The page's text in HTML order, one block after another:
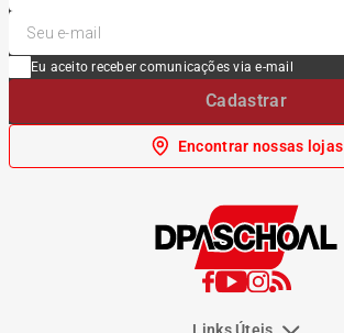
Eu aceito receber comunicações via e-mail
Cadastrar
Encontrar nossas lojas
Links Úteis